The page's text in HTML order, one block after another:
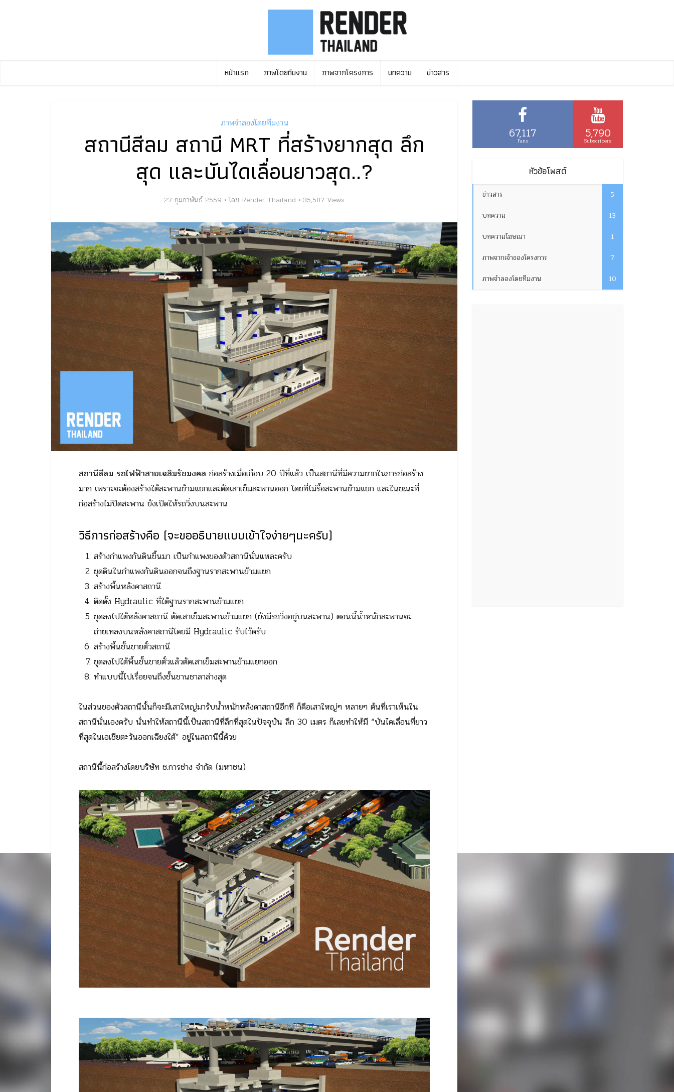
หน้าแรก ภาพโดยทีมงาน ภาพจากโครงการ บทความ ข่าวสาร
ภาพจำลองโดยทีมงาน
สถานีสีลม สถานี MRT ที่สร้างยากสุด ลึก
สุด และบันไดเลื่อนยาวสุด..?
27 กุมภาพันธ์ 2559 โดย Render Thailand 35,587 Views
สถานีสีลม รถไฟฟ้าสายเฉลิมรัชมงคล ก่อสร้างเมื่อเกือบ 20 ปีที่แล้ว เป็นสถานีที่มีความยากในการก่อสร้าง
มาก เพราะจะต้องสร้างใต้สะพานข้ามแยกและตัดเสาเข็มสะพานออก โดยที่ไม่รื้อสะพานข้ามแยก และในขณะที่
ก่อสร้างไม่ปิดสะพาน ยังเปิดให้รถวิ่งบนสะพาน
วิธีการก่อสร้างคือ (จะขออธิบายแบบเข้าใจง่ายๆนะครับ)
สร้างกำแพงกันดินขึ้นมา เป็นกำแพงของตัวสถานีนั่นแหละครับ
ขุดดินในกำแพงกันดินออกจนถึงฐานรากสะพานข้ามแยก
สร้างพื้นหลังคาสถานี
ติดตั้ง Hydraulic ที่ใต้ฐานรากสะพานข้ามแยก
ขุดลงไปใต้หลังคาสถานี ตัดเสาเข็มสะพานข้ามแยก (ยังมีรถวิ่งอยู่บนสะพาน) ตอนนี้น้ำหนักสะพานจะ
ถ่ายเทลงบนหลังคาสถานีโดยมี Hydraulic รับไว้ครับ
สร้างพื้นชั้นขายตั๋วสถานี
ขุดลงไปใต้พื้นชั้นขายตั๋วแล้วตัดเสาเข็มสะพานข้ามแยกออก
ทำแบบนี้ไปเรื่อยจนถึงชั้นชานชาลาล่างสุด
ในส่วนของตัวสถานีนั้นก็จะมีเสาใหญ่มารับน้ำหนักหลังคาสถานีอีกที ก็คือเสาใหญ่ๆ หลายๆ ต้นที่เราเห็นใน
สถานีนั่นเองครับ นั่นทำให้สถานีนี้เป็นสถานีที่ลึกที่สุดในปัจจุบัน ลึก 30 เมตร ก็เลยทำให้มี “บันไดเลื่อนที่ยาว
ที่สุดในเอเชียตะวันออกเฉียงใต้” อยู่ในสถานีนี้ด้วย
สถานีนี้ก่อสร้างโดยบริษัท ช.การช่าง จํากัด (มหาชน)
67,117
Fans 5,790
Subscribers
หัวข้อโพสต์
ข่าวสาร
5
บทความ
13
บทความโฆษณา
1
ภาพจากเจ้าของโครงการ
7
ภาพจำลองโดยทีมงาน
10